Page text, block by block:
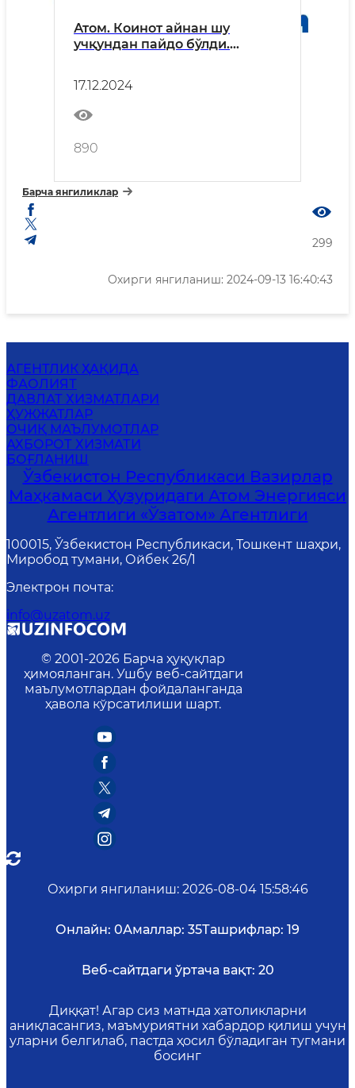
Атом. Коинот айнан шу
учқундан пайдо бўлди.
17.12.2024
890
Барча янгиликлар
299
Охирги янгиланиш: 2024-09-13 16:40:43
АГЕНТЛИК ҲАҚИДА
ФАОЛИЯТ
ДАВЛАТ ХИЗМАТЛАРИ
ҲУЖЖАТЛАР
ОЧИҚ МАЪЛУМОТЛАР
АХБОРОТ ХИЗМАТИ
БОҒЛАНИШ
Ўзбекистон Республикаси Вазирлар
Маҳкамаси Ҳузуридаги Атом Энергияси
Агентлиги «Ўзатом» Агентлиги
100015, Ўзбекистон Республикаси, Тошкент шаҳри,
Миробод тумани, Ойбек 26/1
Электрон почта:
info@uzatom.uz
© 2001-2026 Барча ҳуқуқлар
ҳимояланган. Ушбу веб-сайтдаги
маълумотлардан фойдаланганда
ҳавола кўрсатилиши шарт.
Охирги янгиланиш: 2026-08-04 15:58:46
Онлайн: 0Амаллар: 35Ташрифлар: 19
Веб-сайтдаги ўртача вақт: 20
Диққат! Агар сиз матнда хатоликларни
аниқласангиз, маъмуриятни хабардор қилиш учун
уларни белгилаб, пастда ҳосил бўладиган тугмани
босинг